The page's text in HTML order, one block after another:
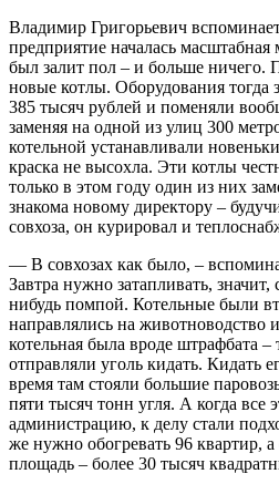
Владимир Григорьевич
предприятие началась
был залит пол – и больше ничего.
новые котлы. Оборудования тогда
385 тысяч рублей и поменяли
заменяя на одной из улиц 300
котельной устанавливали
краска не высохла. Эти котлы
только в этом году один из них
знакома новому директору –
совхоза, он курировал и
— В совхозах как было, –
Завтра нужно затапливать, значит,
нибудь помпой. Котельные были
направлялись на животноводство
котельная была вроде штрафбата
отправляли уголь кидать. Кидать
время там стояли большие
пяти тысяч тонн угля. А когда все
администрацию, к делу стали
же нужно обогревать 96 квартир,
площадь – более 30 тысяч